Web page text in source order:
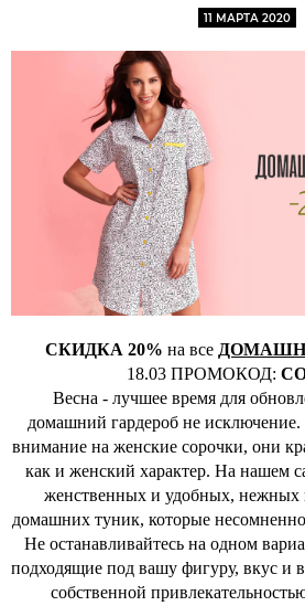
11 МАРТА 2020
СКИДКА 20% на все
18.03 ПРОМОКОД:
Весна - лучшее время для
домашний гардероб не исключение.
внимание на женские сорочки, они
как и женский характер. На нашем
женственных и удобных, нежных
домашних туник, которые
Не останавливайтесь на одном
подходящие под вашу фигуру, вкус и
собственной